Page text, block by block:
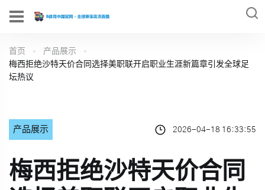
首页
产品展示
梅西拒绝沙特天价合同选择美职联开启职业生涯新篇章引发全球足
坛热议
产品展示 2026-04-18 16:33:55
梅西拒绝沙特天价合同